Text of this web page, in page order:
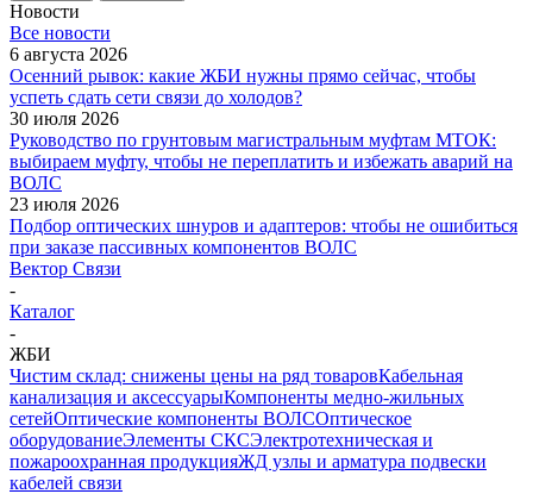
Новости
Все новости
6 августа 2026
Осенний рывок: какие ЖБИ нужны прямо сейчас, чтобы
успеть сдать сети связи до холодов?
30 июля 2026
Руководство по грунтовым магистральным муфтам МТОК:
выбираем муфту, чтобы не переплатить и избежать аварий на
ВОЛС
23 июля 2026
Подбор оптических шнуров и адаптеров: чтобы не ошибиться
при заказе пассивных компонентов ВОЛС
Вектор Связи
-
Каталог
-
ЖБИ
Чистим склад: снижены цены на ряд товаровКабельная
канализация и аксессуарыКомпоненты медно-жильных
сетейОптические компоненты ВОЛСОптическое
оборудованиеЭлементы СКСЭлектротехническая и
пожароохранная продукцияЖД узлы и арматура подвески
кабелей связи